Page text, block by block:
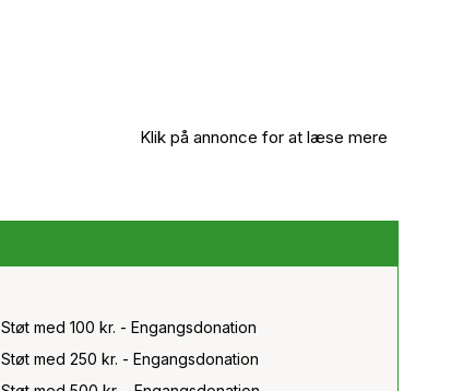
Klik på annonce for at læse mere
Støt med 100 kr. - Engangsdonation
Støt med 250 kr. - Engangsdonation